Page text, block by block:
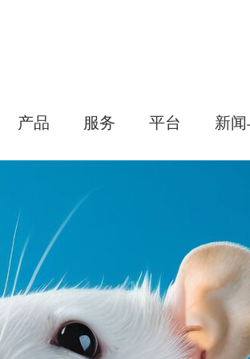
产品 服务 平台 新